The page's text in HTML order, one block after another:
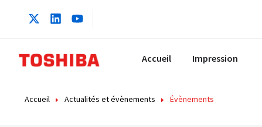
principal
Accueil Impression
Accueil Actualités et évènements Évènements